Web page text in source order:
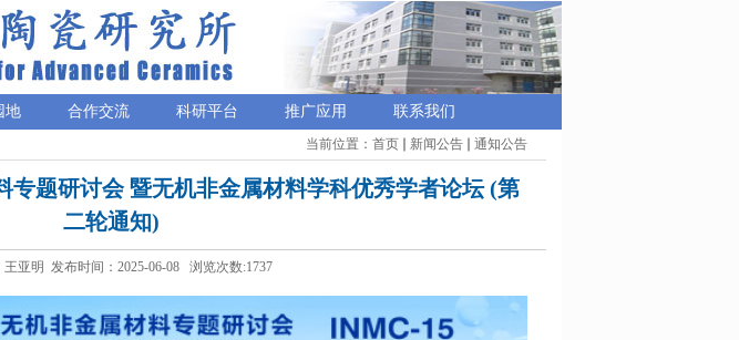
地 合作交流 科研平台 推广应用 联系我们
当前位置： 首页 新闻公告 通知公告
专题研讨会 暨无机非金属材料学科优秀学者论坛 (第
二轮通知)
王亚明 发布时间：2025-06-08 浏览次数:1737